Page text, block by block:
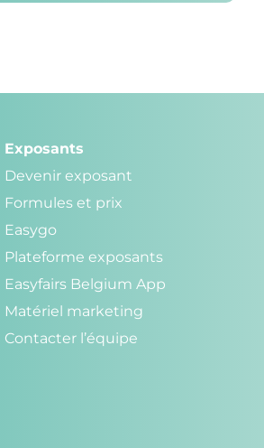
Exposants
Devenir exposant
Formules et prix
Easygo
Plateforme exposants
Easyfairs Belgium App
Matériel marketing
Contacter l’équipe